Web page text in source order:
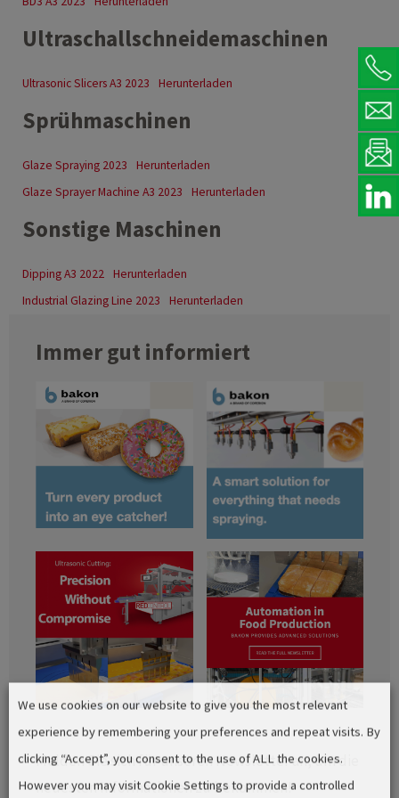
Ultraschallschneidemaschinen
Ultrasonic Slicers A3 2023 Herunterladen
Sprühmaschinen
Glaze Spraying 2023
Herunterladen
Glaze Sprayer Machine A3 2023
Herunterladen
Sonstige Maschinen
Dipping A3 2022
Herunterladen
Industrial Glazing Line 2023
Herunterladen
Immer gut informiert
Melden Sie sich für unseren Newsletter an, um die
neuesten Informationen zu bekommen!
We use cookies on our website to give you the most relevant
experience by remembering your preferences and repeat visits. By
clicking “Accept”, you consent to the use of ALL the cookies.
However you may visit Cookie Settings to provide a controlled